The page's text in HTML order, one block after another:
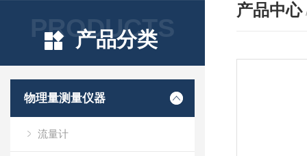
PRODUCTS
产品分类
物理量测量仪器
流量计
产品中心